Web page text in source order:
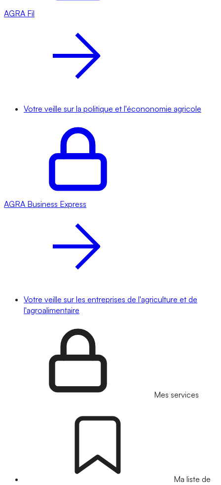
AGRA Fil
Votre veille sur la politique et l'écononomie agricole
AGRA Business Express
Votre veille sur les entreprises de l'agriculture et de
l'agroalimentaire
Mes services
Ma liste de